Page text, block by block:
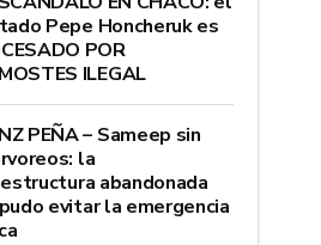
Pepe Honcheruk es
POR
ILEGAL
PEÑA – Sameep sin
la
abandonada
evitar la emergencia